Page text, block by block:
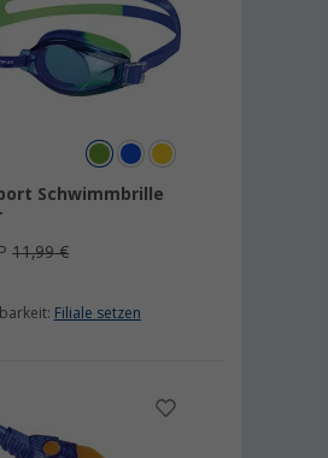
Schwimmbrille
11,99 €
Filiale setzen